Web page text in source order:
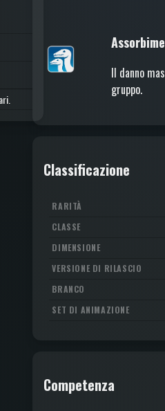
Il danno
gruppo.
Classificazione
RARITÀ
CLASSE
DIMENSIONE
VERSIONE DI RILASCIO
BRANCO
SET DI ANIMAZIONE
Competenza